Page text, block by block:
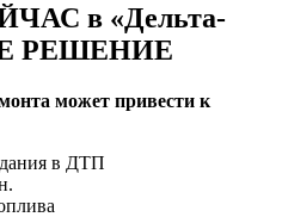
в «Дельта-
РЕШЕНИЕ
может привести к
в ДТП